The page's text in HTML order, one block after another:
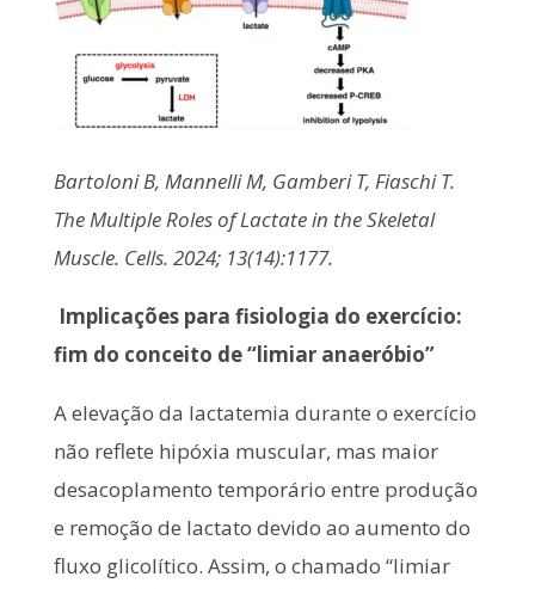
Bartoloni B, Mannelli M, Gamberi T, Fiaschi T.
The Multiple Roles of Lactate in the Skeletal
Muscle. Cells. 2024; 13(14):1177.
Implicações para fisiologia do exercício:
fim do conceito de “limiar anaeróbio”
A elevação da lactatemia durante o exercício
não reflete hipóxia muscular, mas maior
desacoplamento temporário entre produção
e remoção de lactato devido ao aumento do
fluxo glicolítico. Assim, o chamado “limiar